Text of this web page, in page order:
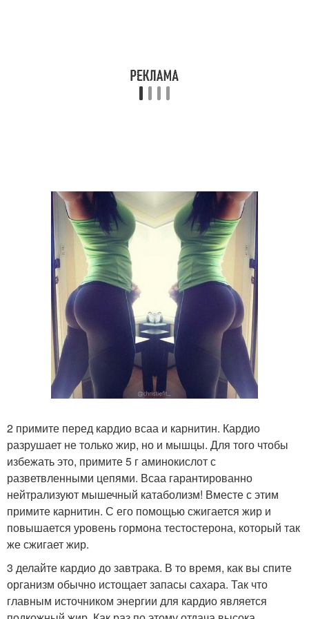
2 примите перед кардио всаа и карнитин. Кардио
разрушает не только жир, но и мышцы. Для того чтобы
избежать это, примите 5 г аминокислот с
разветвленными цепями. Всаа гарантированно
нейтрализуют мышечный катаболизм! Вместе с этим
примите карнитин. С его помощью сжигается жир и
повышается уровень гормона тестостерона, который так
же сжигает жир.
3 делайте кардио до завтрака. В то время, как вы спите
организм обычно истощает запасы сахара. Так что
главным источником энергии для кардио является